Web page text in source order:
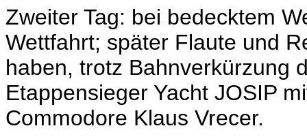
Zweiter Tag: bei bedecktem
Wettfahrt; später Flaute und
haben, trotz Bahnverkürzung
Etappensieger Yacht JOSIP
Commodore Klaus Vrecer.